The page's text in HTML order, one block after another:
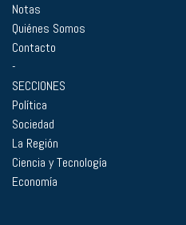
Notas
Quiénes Somos
Contacto
-
SECCIONES
Política
Sociedad
La Región
Ciencia y Tecnología
Economía